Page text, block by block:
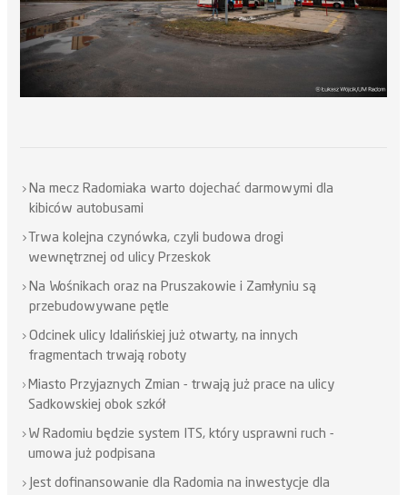
Na mecz Radomiaka warto dojechać darmowymi dla
kibiców autobusami
Trwa kolejna czynówka, czyli budowa drogi
wewnętrznej od ulicy Przeskok
Na Wośnikach oraz na Pruszakowie i Zamłyniu są
przebudowywane pętle
Odcinek ulicy Idalińskiej już otwarty, na innych
fragmentach trwają roboty
Miasto Przyjaznych Zmian - trwają już prace na ulicy
Sadkowskiej obok szkół
W Radomiu będzie system ITS, który usprawni ruch -
umowa już podpisana
Jest dofinansowanie dla Radomia na inwestycje dla